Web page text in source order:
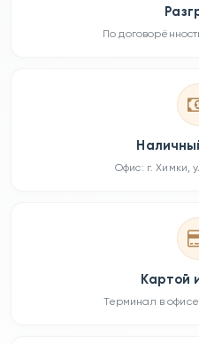
По
Офис: г. Химки,
Картой
Терминал в